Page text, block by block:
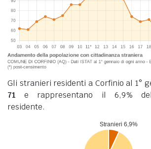
Gli stranieri residenti a Corfinio al 1°
71 e rappresentano il 6,9%
residente.